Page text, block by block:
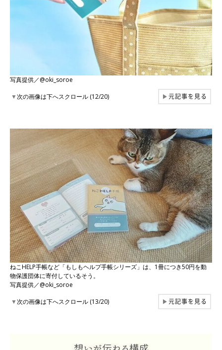
写真提供／@oki_soroe
▼次の画像は下へスクロール (12/20) ▶元記事を見る
ねこHELP手帳など「もしもヘルプ手帳シリーズ」は、1冊につき50円を動
物保護団体に寄付しているそう。
写真提供／@oki_soroe
▼次の画像は下へスクロール (13/20) ▶元記事を見る